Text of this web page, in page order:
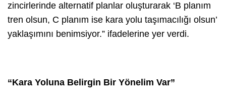
zincirlerinde alternatif planlar oluşturarak ‘B planım
tren olsun, C planım ise kara yolu taşımacılığı olsun’
yaklaşımını benimsiyor.” ifadelerine yer verdi.
“Kara Yoluna Belirgin Bir Yönelim Var”